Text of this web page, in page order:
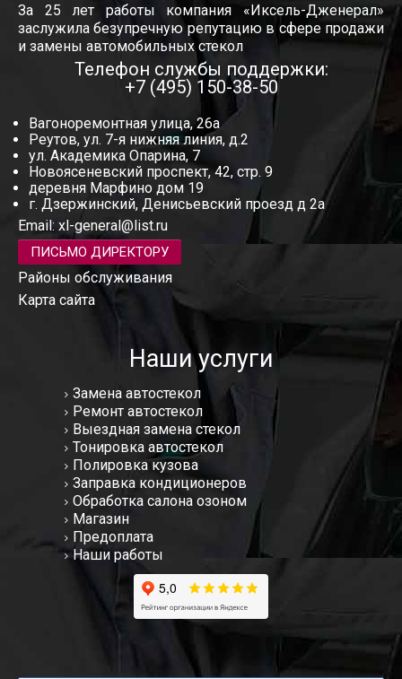
За 25 лет работы компания «Иксель-Дженерал»
заслужила безупречную репутацию в сфере продажи
и замены автомобильных стекол
Телефон службы поддержки:
+7 (495) 150-38-50
Вагоноремонтная улица, 26а
Реутов, ул. 7-я нижняя линия, д.2
ул. Академика Опарина, 7
Новоясеневский проспект, 42, стр. 9
деревня Марфино дом 19
г. Дзержинский, Денисьевский проезд д 2а
Email: xl-general@list.ru
ПИСЬМО ДИРЕКТОРУ
Районы обслуживания
Карта сайта
Наши услуги
Замена автостекол
Ремонт автостекол
Выездная замена стекол
Тонировка автостекол
Полировка кузова
Заправка кондиционеров
Обработка салона озоном
Магазин
Предоплата
Наши работы